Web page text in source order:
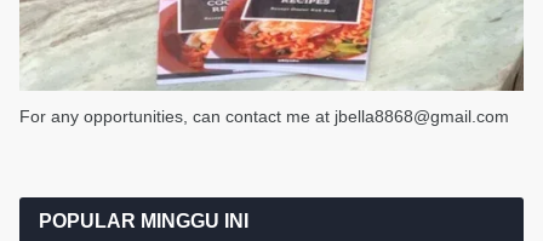
For any opportunities, can contact me at jbella8868@gmail.com
POPULAR MINGGU INI